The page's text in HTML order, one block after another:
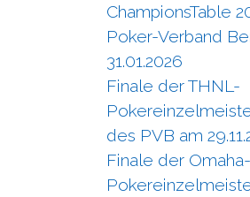
ChampionsTable
Poker-Verband
31.01.2026
Finale der THNL-
des PVB am
Finale der Omaha-